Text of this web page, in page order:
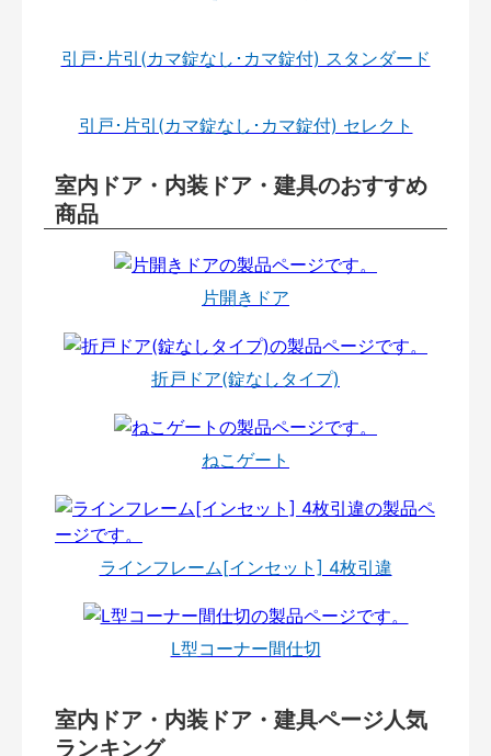
引戸･片引(カマ錠なし･カマ錠付) スタンダード
引戸･片引(カマ錠なし･カマ錠付) セレクト
室内ドア・内装ドア・建具のおすすめ
商品
片開きドア
折戸ドア(錠なしタイプ)
ねこゲート
ラインフレーム[インセット] 4枚引違
L型コーナー間仕切
室内ドア・内装ドア・建具ページ人気
ランキング